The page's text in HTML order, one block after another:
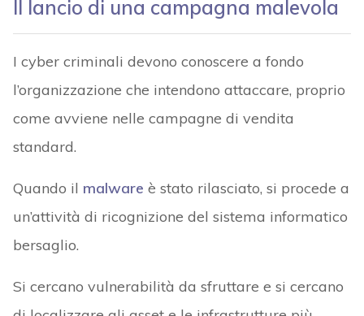
Il lancio di una campagna malevola
I cyber criminali devono conoscere a fondo
l’organizzazione che intendono attaccare, proprio
come avviene nelle campagne di vendita
standard.
Quando il malware è stato rilasciato, si procede a
un’attività di ricognizione del sistema informatico
bersaglio.
Si cercano vulnerabilità da sfruttare e si cercano